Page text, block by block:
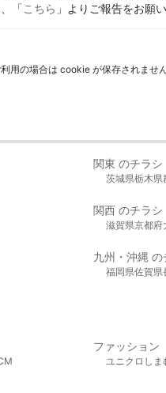
「こちら 」よりご報告をお願
用の場合は cookie が保存されませ
関東 のチラシ
茨城県栃木県
関西 のチラシ
滋賀県京都府
九州・沖縄 の
福岡県佐賀県
ファッション
ユニクロ しま